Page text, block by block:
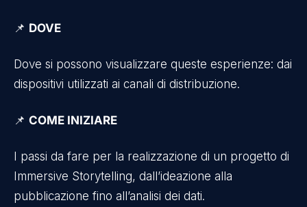
📌 DOVE
Dove si possono visualizzare queste esperienze: dai
dispositivi utilizzati ai canali di distribuzione.
📌 COME INIZIARE
I passi da fare per la realizzazione di un progetto di
Immersive Storytelling, dall’ideazione alla
pubblicazione fino all’analisi dei dati.